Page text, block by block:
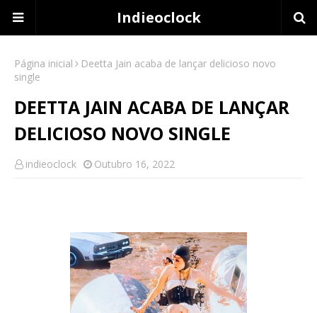
Indieoclock
Página inicial
Deetta Jain acaba de lançar delicioso novo
single
DEETTA JAIN ACABA DE LANÇAR
DELICIOSO NOVO SINGLE
indieoclock Outubro 16, 2022